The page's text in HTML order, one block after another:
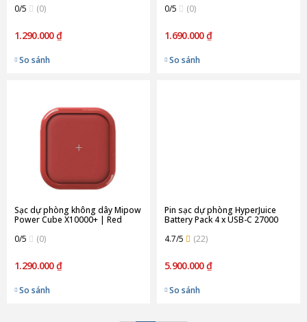
0/5
(0)
1.290.000 ₫
So sánh
0/5
(0)
1.690.000 ₫
So sánh
Sạc dự phòng không dây Mipow
Power Cube X10000+ | Red
0/5
(0)
1.290.000 ₫
So sánh
Pin sạc dự phòng HyperJuice
Battery Pack 4 x USB-C 27000
4.7/5
(22)
5.900.000 ₫
So sánh